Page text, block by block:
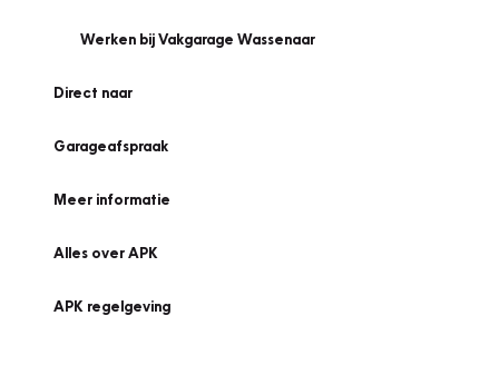
Werken bij Vakgarage Wassenaar
Direct naar
Garageafspraak
Meer informatie
Alles over APK
APK regelgeving